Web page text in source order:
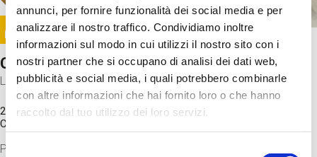
annunci, per fornire funzionalità dei social media e per
analizzare il nostro traffico. Condividiamo inoltre
informazioni sul modo in cui utilizzi il nostro sito con i
nostri partner che si occupano di analisi dei dati web,
pubblicità e social media, i quali potrebbero combinarle
con altre informazioni che hai fornito loro o che hanno
raccolto dal tuo utilizzo dei loro servizi.
Selezione
Image
SUNDAY@STEP
Come funziona il cervello?
Laboratorio
20 Set 2026 / 11:15 - 13:00
Costo
Proveremo a costruire un cervello in cartoncino cercando di